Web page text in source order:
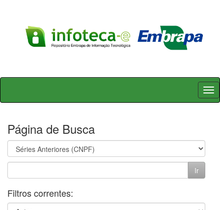
Skip
Página de Busca
Filtros correntes: